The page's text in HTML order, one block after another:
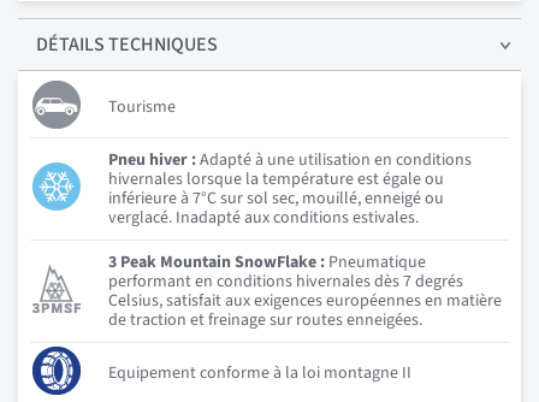
DÉTAILSTECHNIQUES
Tourisme
Pneu hiver :Adapté à une utilisation en conditions
hivernales lorsque la température est égale ou
inférieure à 7°C sur sol sec, mouillé, enneigé ou
verglacé. Inadapté aux conditions estivales.
3 Peak Mountain SnowFlake : Pneumatique
performant en conditions hivernales dès 7 degrés
Celsius, satisfait aux exigences européennes en matière
de traction et freinage sur routes enneigées.
Equipement conforme à la loi montagne II